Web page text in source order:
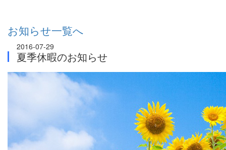
お知らせ一覧へ
2016-07-29
夏季休暇のお知らせ